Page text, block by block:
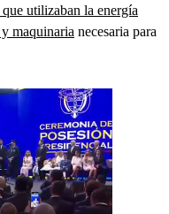
utilizaban la energía
maquinaria necesaria para